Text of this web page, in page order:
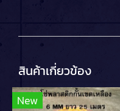
สินค้าเกี่ยวข้อง
New